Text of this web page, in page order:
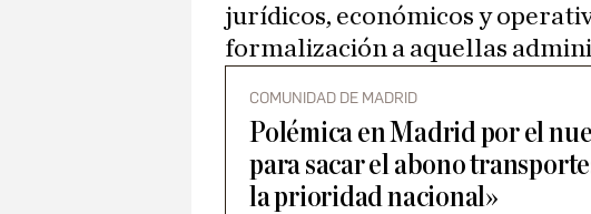
jurídicos, económicos y
formalización a aquellas
COMUNIDAD DE MADRID
Polémica en Madrid por el
para sacar el abono
la prioridad nacional»